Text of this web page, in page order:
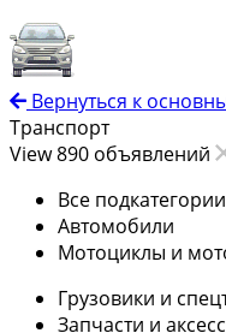
Вернуться к
Транспорт
View 890 объявлений
Все подкатегории
Автомобили
Мотоциклы и
Грузовики и
Запчасти и